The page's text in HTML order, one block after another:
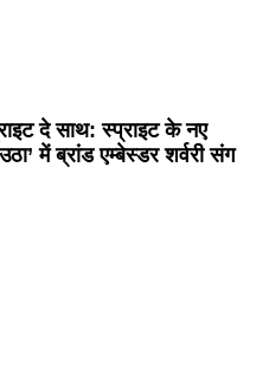
दे साथ: स्प्राइट के नए
में ब्रांड एम्बेस्डर शर्वरी संग